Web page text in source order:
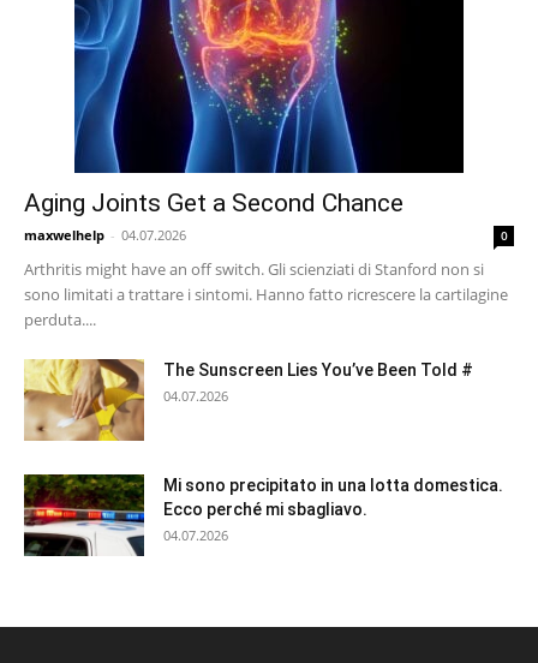
Aging Joints Get a Second Chance
maxwelhelp - 04.07.2026 0
Arthritis might have an off switch. Gli scienziati di Stanford non si
sono limitati a trattare i sintomi. Hanno fatto ricrescere la cartilagine
perduta....
The Sunscreen Lies You’ve Been Told #
04.07.2026
Mi sono precipitato in una lotta domestica.
Ecco perché mi sbagliavo.
04.07.2026